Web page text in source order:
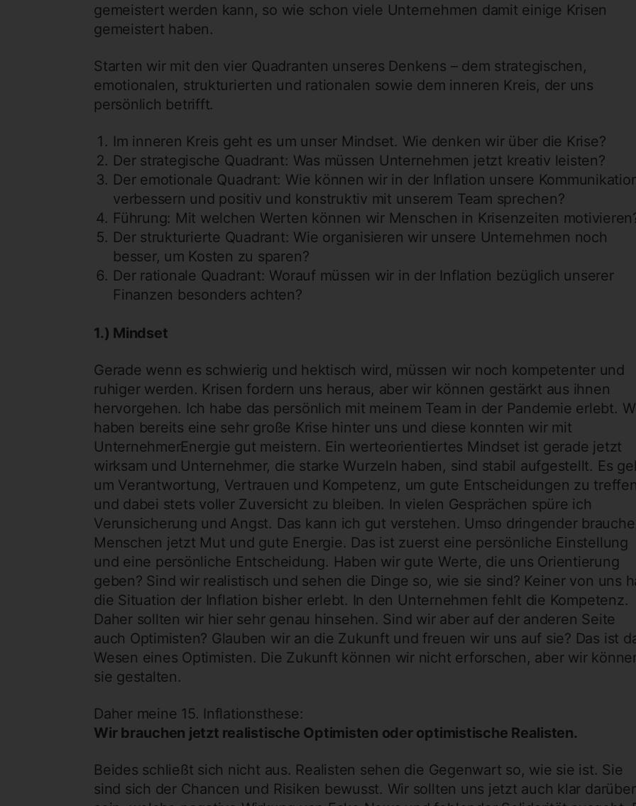
gemeistert werden kann, so wie schon viele Unternehmen damit einige Krisen
gemeistert haben.
Starten wir mit den vier Quadranten unseres Denkens – dem strategischen,
emotionalen, strukturierten und rationalen sowie dem inneren Kreis, der uns
persönlich betrifft.
Im inneren Kreis geht es um unser Mindset. Wie denken wir über die Krise?
Der strategische Quadrant: Was müssen Unternehmen jetzt kreativ leisten?
Der emotionale Quadrant: Wie können wir in der Inflation unsere
verbessern und positiv und konstruktiv mit unserem Team sprechen?
Führung: Mit welchen Werten können wir Menschen in Krisenzeiten
Der strukturierte Quadrant: Wie organisieren wir unsere Unternehmen noch
besser, um Kosten zu sparen?
Der rationale Quadrant: Worauf müssen wir in der Inflation bezüglich unserer
Finanzen besonders achten?
1.) Mindset
Gerade wenn es schwierig und hektisch wird, müssen wir noch kompetenter und
ruhiger werden. Krisen fordern uns heraus, aber wir können gestärkt aus ihnen
hervorgehen. Ich habe das persönlich mit meinem Team in der Pandemie erlebt.
haben bereits eine sehr große Krise hinter uns und diese konnten wir mit
UnternehmerEnergie gut meistern. Ein werteorientiertes Mindset ist gerade jetzt
wirksam und Unternehmer, die starke Wurzeln haben, sind stabil aufgestellt. Es
um Verantwortung, Vertrauen und Kompetenz, um gute Entscheidungen zu treffen
und dabei stets voller Zuversicht zu bleiben. In vielen Gesprächen spüre ich
Verunsicherung und Angst. Das kann ich gut verstehen. Umso dringender
Menschen jetzt Mut und gute Energie. Das ist zuerst eine persönliche Einstellung
und eine persönliche Entscheidung. Haben wir gute Werte, die uns Orientierung
geben? Sind wir realistisch und sehen die Dinge so, wie sie sind? Keiner von uns
die Situation der Inflation bisher erlebt. In den Unternehmen fehlt die Kompetenz.
Daher sollten wir hier sehr genau hinsehen. Sind wir aber auf der anderen Seite
auch Optimisten? Glauben wir an die Zukunft und freuen wir uns auf sie? Das ist
Wesen eines Optimisten. Die Zukunft können wir nicht erforschen, aber wir
sie gestalten.
Daher meine 15. Inflationsthese:
Wir brauchen jetzt realistische Optimisten oder optimistische Realisten.
Beides schließt sich nicht aus. Realisten sehen die Gegenwart so, wie sie ist. Sie
sind sich der Chancen und Risiken bewusst. Wir sollten uns jetzt auch klar darüber